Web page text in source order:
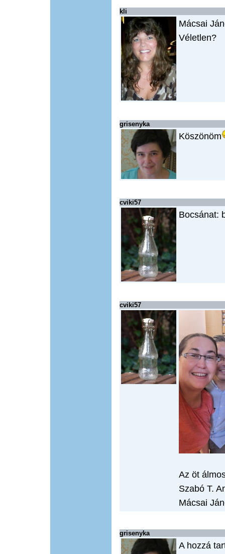
kli
Mácsai
Véletlen?
grisenyka
Köszönöm
cviki57
Bocsánat:
cviki57
Az öt
Szabó T.
Mácsai
grisenyka
A hozzá